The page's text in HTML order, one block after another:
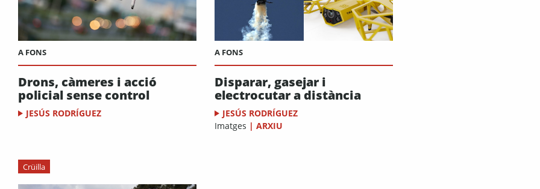
A FONS
Drons, càmeres i acció
policial sense control
JESÚS RODRÍGUEZ
A FONS
Disparar, gasejar i
electrocutar a distància
JESÚS RODRÍGUEZ
Imatges | ARXIU
Crüilla